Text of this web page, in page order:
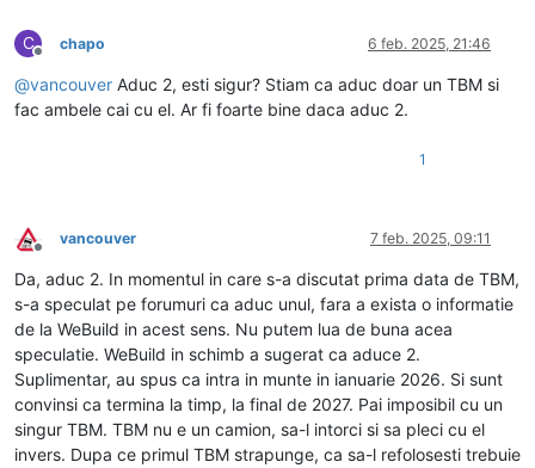
C
Deconectat
chapo 6 feb. 2025, 21:46
@vancouver Aduc 2, esti sigur? Stiam ca aduc doar un TBM si
fac ambele cai cu el. Ar fi foarte bine daca aduc 2.
1
Deconectat
vancouver 7 feb. 2025, 09:11
Da, aduc 2. In momentul in care s-a discutat prima data de TBM,
s-a speculat pe forumuri ca aduc unul, fara a exista o informatie
de la WeBuild in acest sens. Nu putem lua de buna acea
speculatie. WeBuild in schimb a sugerat ca aduce 2.
Suplimentar, au spus ca intra in munte in ianuarie 2026. Si sunt
convinsi ca termina la timp, la final de 2027. Pai imposibil cu un
singur TBM. TBM nu e un camion, sa-l intorci si sa pleci cu el
invers. Dupa ce primul TBM strapunge, ca sa-l refolosesti trebuie